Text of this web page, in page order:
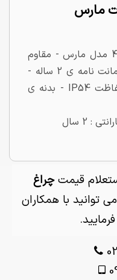
چراغ دیواری دکوراتیو 7 وات 4M مدل مارس - مقاوم
در برابر اشعه UV خورشید - ضمانت نامه ی 2 ساله -
شار نوری 700 لومن - درجه حفاظت IP54 - بدنه ی
قیمتچراغ
می توانید با همکاران